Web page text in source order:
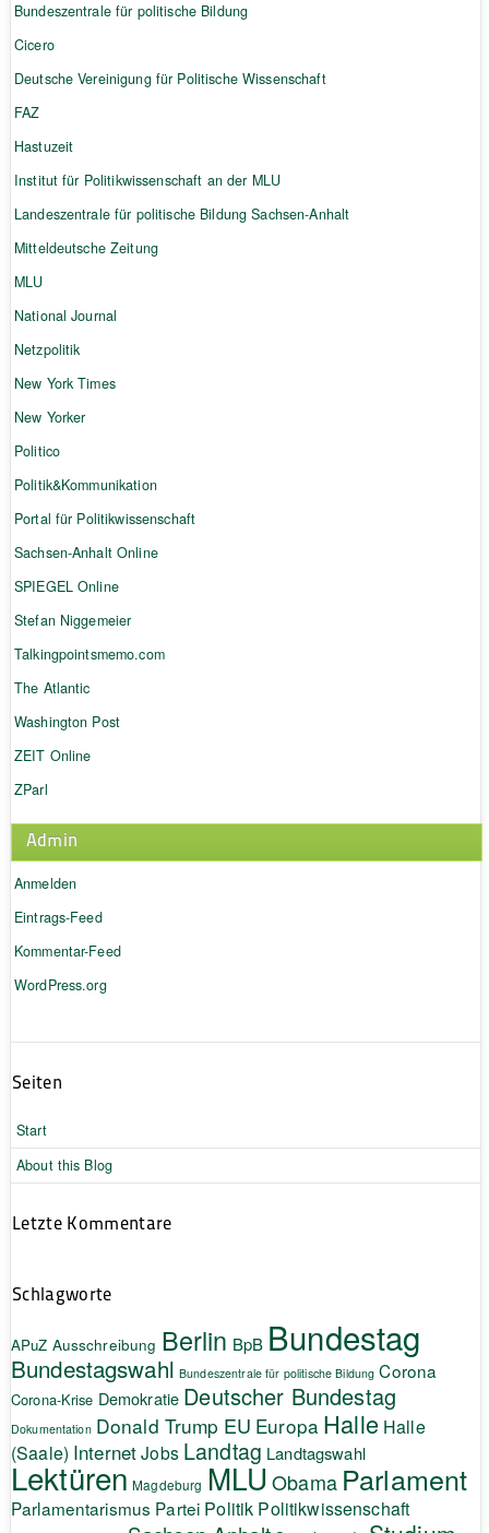
Bundeszentrale für politische Bildung
Cicero
Deutsche Vereinigung für Politische Wissenschaft
FAZ
Hastuzeit
Institut für Politikwissenschaft an der MLU
Landeszentrale für politische Bildung Sachsen-Anhalt
Mitteldeutsche Zeitung
MLU
National Journal
Netzpolitik
New York Times
New Yorker
Politico
Politik&Kommunikation
Portal für Politikwissenschaft
Sachsen-Anhalt Online
SPIEGEL Online
Stefan Niggemeier
Talkingpointsmemo.com
The Atlantic
Washington Post
ZEIT Online
ZParl
Admin
Anmelden
Eintrags-Feed
Kommentar-Feed
WordPress.org
Seiten
Start
About this Blog
Letzte Kommentare
Schlagworte
APuZ Ausschreibung Berlin BpB Bundestag
Bundestagswahl Bundeszentrale für politische Bildung Corona
Corona-Krise Demokratie Deutscher Bundestag
Dokumentation Donald Trump EU Europa Halle Halle
(Saale) InternetJobs Landtag Landtagswahl
Lektüren Magdeburg MLU Obama Parlament
Parlamentarismus Partei Politik Politikwissenschaft